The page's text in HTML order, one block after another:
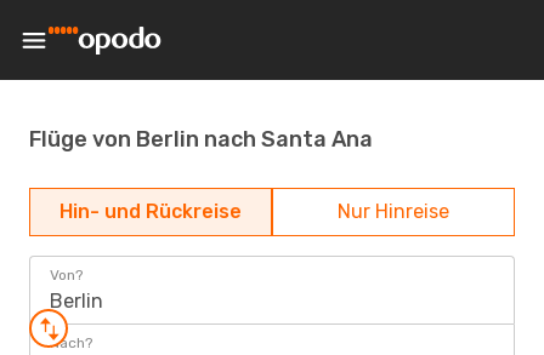
Flüge von Berlin nach Santa Ana
Hin- und Rückreise Nur Hinreise
Von?
Berlin
Nach?